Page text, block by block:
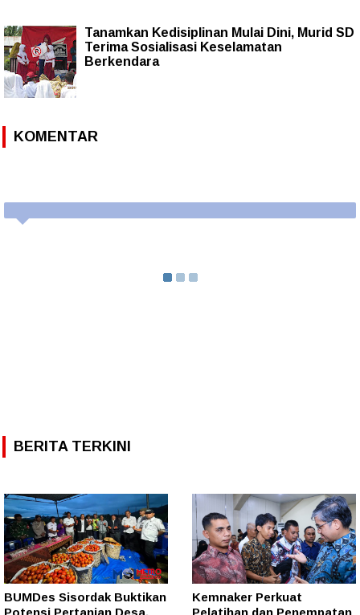
Tanamkan Kedisiplinan Mulai Dini, Murid SD
Terima Sosialisasi Keselamatan
Berkendara
KOMENTAR
BERITA TERKINI
BUMDes Sisordak Buktikan
Potensi Pertanian Desa,
Kemnaker Perkuat
Pelatihan dan Penempatan